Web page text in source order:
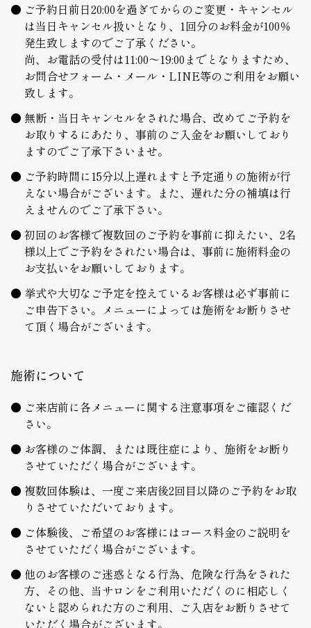
ご予約日前日20:00を過ぎてからのご変更・キャンセル
は当日キャンセル扱いとなり、1回分のお料金が100％
発生致しますのでご了承ください。
尚、お電話の受付は11:00～19:00までとなりますため、
お問合せフォーム・メール・LINE等のご利用をお願い
致します。
無断・当日キャンセルをされた場合、改めてご予約を
お取りするにあたり、事前のご入金をお願いしており
ますのでご了承下さいませ。
ご予約時間に15分以上遅れますと予定通りの施術が行
えない場合がございます。また、遅れた分の補填は行
えませんのでご了承下さい。
初回のお客様で複数回のご予約を事前に抑えたい、2名
様以上でご予約をされたい場合は、事前に施術料金の
お支払いをお願いしております。
挙式や大切なご予定を控えているお客様は必ず事前に
ご申告下さい。メニューによっては施術をお断りさせ
て頂く場合がございます。
施術について
ご来店前に各メニューに関する注意事項をご確認くだ
さい。
お客様のご体調、または既往症により、施術をお断り
させていただく場合がございます。
複数回体験は、一度ご来店後2回目以降のご予約をお取
りさせていただいております。
ご体験後、ご希望のお客様にはコース料金のご説明を
させていただく場合がございます。
他のお客様のご迷惑となる行為、危険な行為をされた
方、その他、当サロンをご利用いただくのに相応しく
ないと認められた方のご利用、ご入店をお断りさせて
いただく場合がございます。